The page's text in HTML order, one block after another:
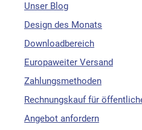
Unser Blog
Design des Monats
Downloadbereich
Europaweiter Versand
Zahlungsmethoden
Rechnungskauf für
Angebot anfordern